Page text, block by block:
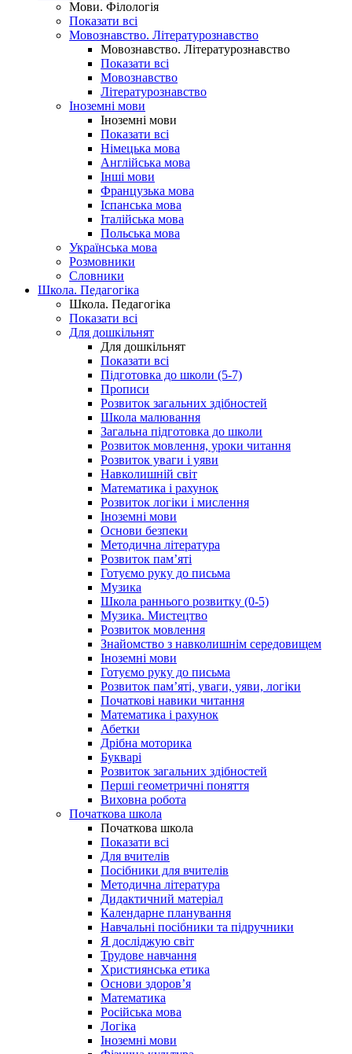
Мови. Філологія
Показати всі
Мовознавство. Літературознавство
Мовознавство. Літературознавство
Показати всі
Мовознавство
Літературознавство
Іноземні мови
Іноземні мови
Показати всі
Німецька мова
Англійська мова
Інші мови
Французька мова
Іспанська мова
Італійська мова
Польська мова
Українська мова
Розмовники
Словники
Школа. Педагогіка
Школа. Педагогіка
Показати всі
Для дошкільнят
Для дошкільнят
Показати всі
Підготовка до школи (5-7)
Прописи
Розвиток загальних здібностей
Школа малювання
Загальна підготовка до школи
Розвиток мовлення, уроки читання
Розвиток уваги і уяви
Навколишній світ
Математика і рахунок
Розвиток логіки і мислення
Іноземні мови
Основи безпеки
Методична література
Розвиток пам’яті
Готуємо руку до письма
Музика
Школа раннього розвитку (0-5)
Музика. Мистецтво
Розвиток мовлення
Знайомство з навколишнім середовищем
Іноземні мови
Готуємо руку до письма
Розвиток пам’яті, уваги, уяви, логіки
Початкові навики читання
Математика і рахунок
Абетки
Дрібна моторика
Букварі
Розвиток загальних здібностей
Перші геометричні поняття
Виховна робота
Початкова школа
Початкова школа
Показати всі
Для вчителів
Посібники для вчителів
Методична література
Дидактичний матеріал
Календарне планування
Навчальні посібники та підручники
Я досліджую світ
Трудове навчання
Християнська етика
Основи здоров’я
Математика
Російська мова
Логіка
Іноземні мови